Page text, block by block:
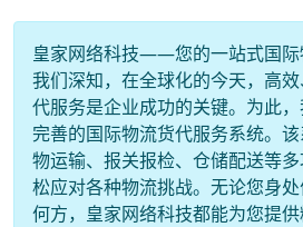
皇家网络科技——您的一站式国际
我们深知，在全球化的今天，高
代服务是企业成功的关键。为此
完善的国际物流货代服务系统。
物运输、报关报检、仓储配送等
松应对各种物流挑战。无论您身
何方，皇家网络科技都能为您提